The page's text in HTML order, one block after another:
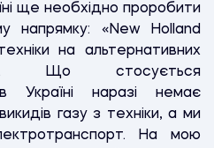
ще необхідно проробити
напрямку: «New Holland
на альтернативних
Що стосується
Україні наразі немає
газу з техніки, а ми
На мою